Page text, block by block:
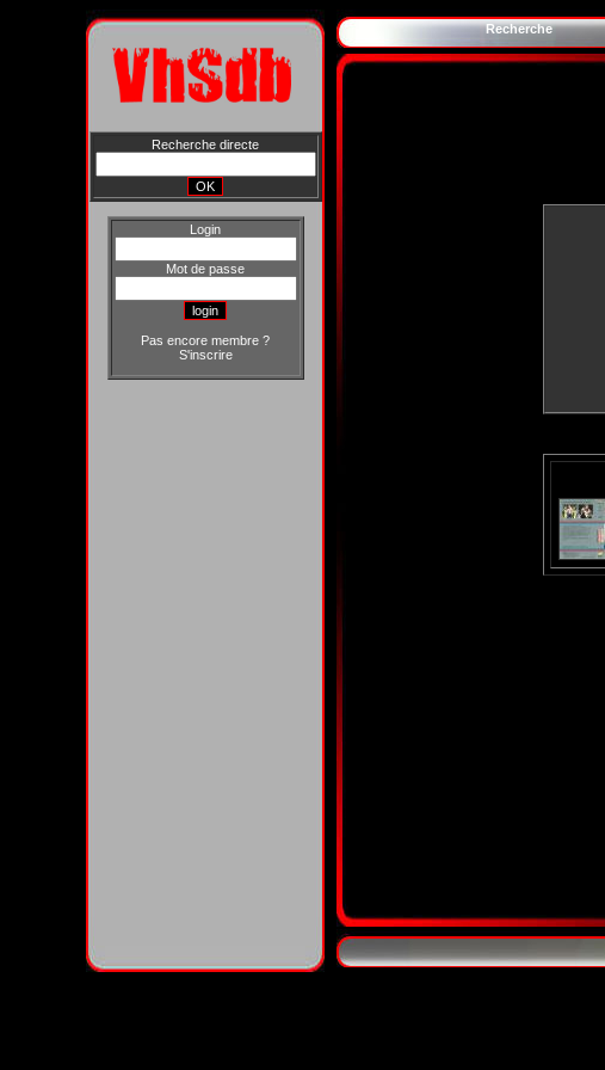
Recherche directe
Login
Mot de passe
Pas encore membre ?
S'inscrire
Recherche